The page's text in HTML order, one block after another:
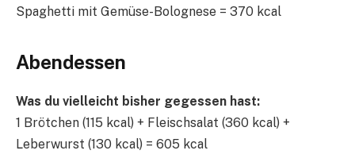
Spaghetti mit Gemüse-Bolognese = 370 kcal
Abendessen
Was du vielleicht bisher gegessen hast:
1 Brötchen (115 kcal) + Fleischsalat (360 kcal) +
Leberwurst (130 kcal) = 605 kcal